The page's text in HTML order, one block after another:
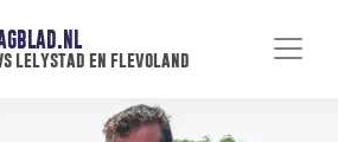
lelystad en flevoland